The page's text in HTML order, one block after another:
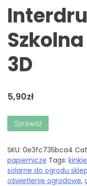
3D
5,90zł
Sprawdź
SKU: 0e3fc735bca4
papiernicze Tags:
solarne do ogrodu
oświetlenie ogrodowe,